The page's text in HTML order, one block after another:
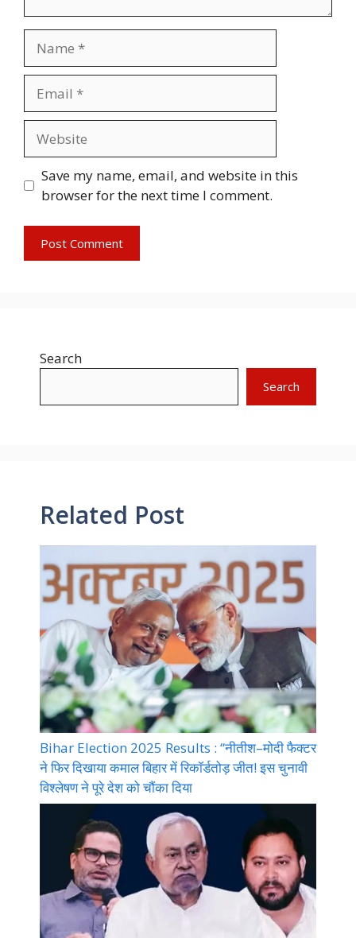
Save my name, email, and website in this
browser for the next time I comment.
Search
Search
Related Post
Bihar Election 2025 Results : “नीतीश–मोदी फैक्टर
ने फिर दिखाया कमाल बिहार में रिकॉर्डतोड़ जीत! इस चुनावी
विश्लेषण ने पूरे देश को चौंका दिया